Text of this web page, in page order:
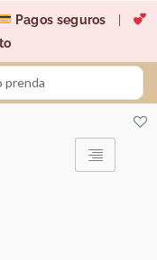
Pagos seguros